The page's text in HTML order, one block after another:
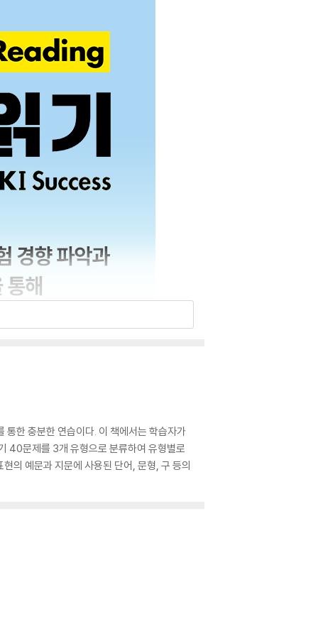
한 충분한 연습이다. 이 책에서는 학습자가
40문제를 3개 유형으로 분류하여 유형별로
의 예문과 지문에 사용된 단어, 문형, 구 등의